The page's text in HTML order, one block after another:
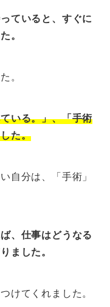
ていると、すぐに
。
。
いる。」、「手術
た。
自分は、「手術」
、仕事はどうなる
ました。
けてくれました。